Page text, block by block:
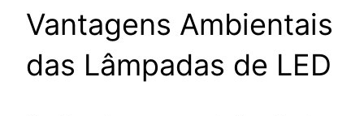
Vantagens Ambientais
das Lâmpadas de LED